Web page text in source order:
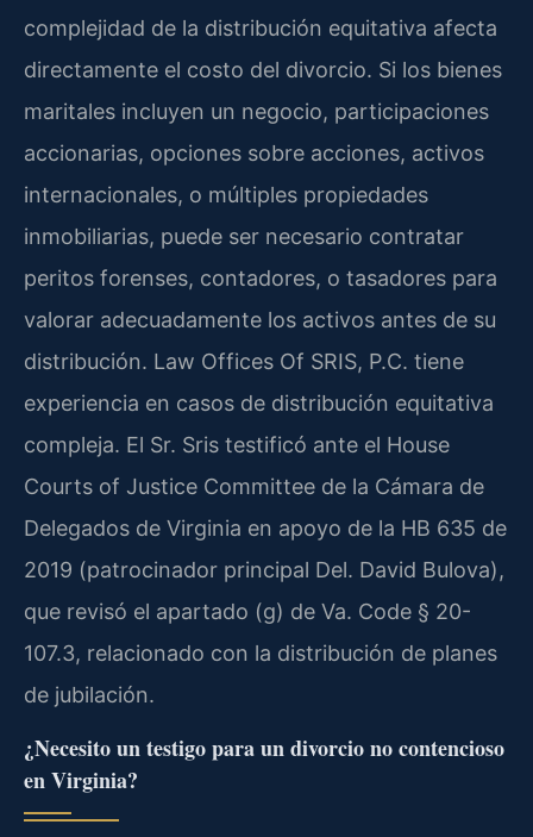
complejidad de la distribución equitativa afecta
directamente el costo del divorcio. Si los bienes
maritales incluyen un negocio, participaciones
accionarias, opciones sobre acciones, activos
internacionales, o múltiples propiedades
inmobiliarias, puede ser necesario contratar
peritos forenses, contadores, o tasadores para
valorar adecuadamente los activos antes de su
distribución. Law Offices Of SRIS, P.C. tiene
experiencia en casos de distribución equitativa
compleja. El Sr. Sris testificó ante el House
Courts of Justice Committee de la Cámara de
Delegados de Virginia en apoyo de la HB 635 de
2019 (patrocinador principal Del. David Bulova),
que revisó el apartado (g) de Va. Code § 20-
107.3, relacionado con la distribución de planes
de jubilación.
¿Necesito un testigo para un divorcio no contencioso
en Virginia?